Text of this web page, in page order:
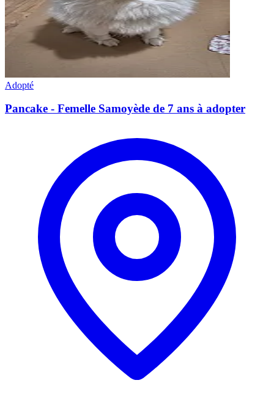
Adopté
Pancake - Femelle Samoyède de 7 ans à adopter